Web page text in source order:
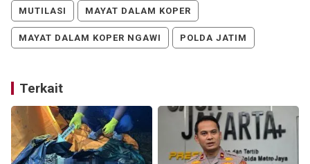
MUTILASI MAYAT DALAM KOPER
MAYAT DALAM KOPER NGAWI POLDA JATIM
Terkait